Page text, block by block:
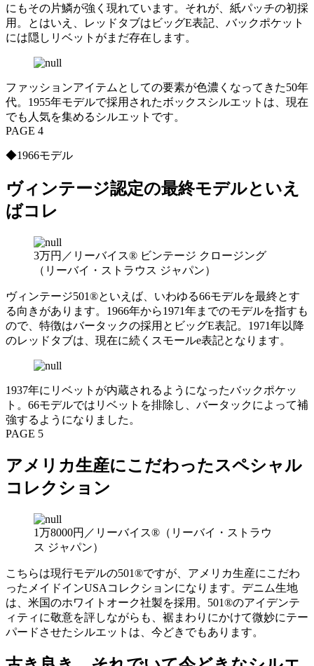
にもその片鱗が強く現れています。それが、紙パッチの初採
用。とはいえ、レッドタブはビッグE表記、バックポケット
には隠しリベットがまだ存在します。
ファッションアイテムとしての要素が色濃くなってきた50年
代。1955年モデルで採用されたボックスシルエットは、現在
でも人気を集めるシルエットです。
PAGE 4
◆1966モデル
ヴィンテージ認定の最終モデルといえ
ばコレ
3万円／リーバイス® ビンテージ クロージング
（リーバイ・ストラウス ジャパン）
ヴィンテージ501®といえば、いわゆる66モデルを最終とす
る向きがあります。1966年から1971年までのモデルを指すも
ので、特徴はバータックの採用とビッグE表記。1971年以降
のレッドタブは、現在に続くスモールe表記となります。
1937年にリベットが内蔵されるようになったバックポケッ
ト。66モデルではリベットを排除し、バータックによって補
強するようになりました。
PAGE 5
アメリカ生産にこだわったスペシャル
コレクション
1万8000円／リーバイス®（リーバイ・ストラウ
ス ジャパン）
こちらは現行モデルの501®ですが、アメリカ生産にこだわ
ったメイドインUSAコレクションになります。デニム生地
は、米国のホワイトオーク社製を採用。501®のアイデンテ
ィティに敬意を評しながらも、裾まわりにかけて微妙にテー
パードさせたシルエットは、今どきでもあります。